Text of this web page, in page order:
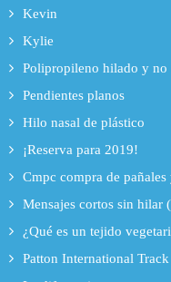
Kevin
Kylie
Polipropileno hilado y no
Pendientes planos
Hilo nasal de plástico
¡Reserva para 2019!
Cmpc compra de
Mensajes cortos sin hilar
¿Qué es un tejido
Patton International